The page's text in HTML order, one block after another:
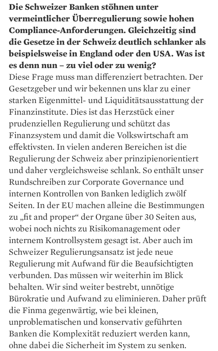
Die Schweizer Banken stöhnen unter
vermeintlicher Überregulierung sowie hohen
Compliance-­Anforderungen. Gleichzeitig sind
die Gesetze in der Schweiz deutlich schlanker als
beispielsweise in England oder den USA. Was ist
es denn nun – zu viel oder zu wenig?
Diese Frage muss man differen­ziert betrachten. Der
Gesetzgeber und wir bekennen uns klar zu einer
starken Eigenmittel- und Liquiditätsausstattung der
Finanz­institute. Dies ist das Herzstück einer
prudenziellen Regulierung und schützt das
Finanzsystem und damit die Volkswirtschaft am
effektivsten. In vielen anderen Bereichen ist die
Regulierung der Schweiz aber prinzipienorientiert
und daher vergleichsweise schlank. So enthält unser
Rundschreiben zur Corporate Governance und
internen Kontrollen von Banken lediglich zwölf
Seiten. In der EU machen alleine die Bestimmungen
zu „fit and proper“ der Organe über 30 Seiten aus,
wobei noch nichts zu Risikomanagement oder
internem Kontrollsystem gesagt ist. Aber auch im
Schweizer Regulierungsansatz ist jede neue
Regulierung mit Aufwand für die Beaufsichtigten
verbunden. Das müssen wir weiterhin im Blick
behalten. Wir sind weiter bestrebt, unnötige
Bürokratie und Aufwand zu eliminieren. Daher prüft
die Finma gegenwärtig, wie bei kleinen,
unproblematischen und konservativ geführten
Banken die Komplexität reduziert werden kann,
ohne dabei die Sicherheit im System zu senken.